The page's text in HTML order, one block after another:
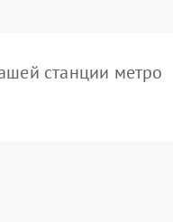
станции метро